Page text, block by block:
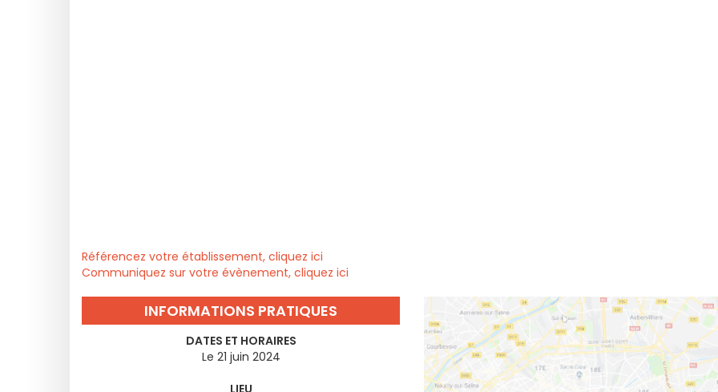
Référencez votre établissement, cliquez ici
Communiquez sur votre évènement, cliquez ici
INFORMATIONS PRATIQUES
DATES ET HORAIRES
Le 21 juin 2024
LIEU